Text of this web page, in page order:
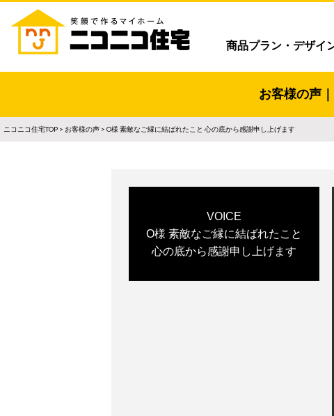
商品プラン・デザイ
お客様の声
ニコニコ住宅TOP > お客様の声 > O様 素敵なご縁に結ばれたこと 心の底から感謝申し上げます
VOICE
O様 素敵なご縁に結ばれたこと
心の底から感謝申し上げます